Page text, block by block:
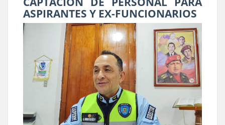
ASPIRANTES Y EX-FUNCIONARIOS